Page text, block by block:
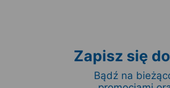
Zapisz się
Bądź na